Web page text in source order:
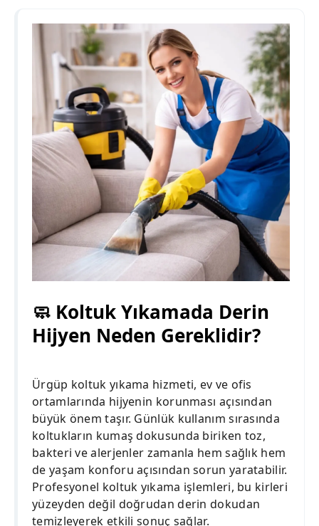
🧼 Koltuk Yıkamada Derin
Hijyen Neden Gereklidir?
Ürgüp koltuk yıkama hizmeti, ev ve ofis
ortamlarında hijyenin korunması açısından
büyük önem taşır. Günlük kullanım sırasında
koltukların kumaş dokusunda biriken toz,
bakteri ve alerjenler zamanla hem sağlık hem
de yaşam konforu açısından sorun yaratabilir.
Profesyonel koltuk yıkama işlemleri, bu kirleri
yüzeyden değil doğrudan derin dokudan
temizleyerek etkili sonuç sağlar.